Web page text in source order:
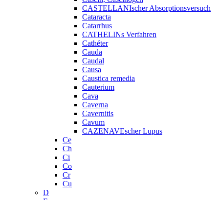
CASTELLANIscher Absorptionsversuch
Cataracta
Catarrhus
CATHELINs Verfahren
Cathéter
Cauda
Caudal
Causa
Caustica remedia
Cauterium
Cava
Caverna
Cavernitis
Cavum
CAZENAVEscher Lupus
Ce
Ch
Ci
Co
Cr
Cu
D